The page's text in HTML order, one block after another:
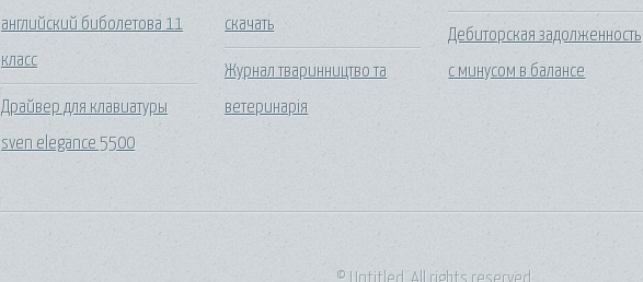
английский биболетова 11
класс
Драйвер для клавиатуры
sven elegance 5500
скачать
Журнал тваринництво та
ветеринарія
Дебиторская задолженность
с минусом в балансе